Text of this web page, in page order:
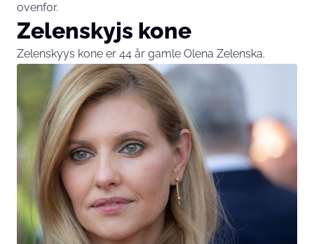
ovenfor.
Zelenskyjs kone
Zelenskyys kone er 44 år gamle Olena Zelenska.